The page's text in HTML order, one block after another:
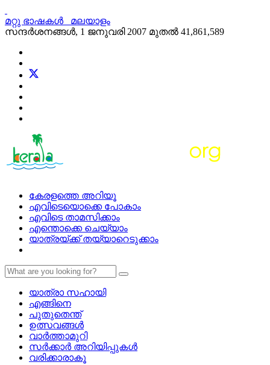
മറ്റു ഭാഷകള്‍
മലയാളം
സന്ദര്‍ശനങ്ങള്‍, 1 ജനുവരി 2007 മുതല്‍ 41,861,589
കേരളത്തെ അറിയൂ
എവിടെയൊക്കെ പോകാം
എവിടെ താമസിക്കാം
എന്തൊക്കെ ചെയ്യാം
യാത്രയ്ക്ക് തയ്യാറെടുക്കാം
യാത്രാ സഹായി
എങ്ങിനെ
പുതുതെന്ത്
ഉത്സവങ്ങള്‍
വാര്‍ത്താമുറി
സര്‍ക്കാര്‍ അറിയിപ്പുകള്‍
വരിക്കാരാകൂ